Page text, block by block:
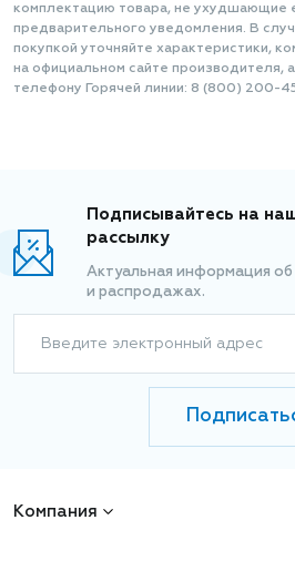
комплектацию товара, не ухудшающие
предварительного уведомления. В
покупкой уточняйте характеристики,
на официальном сайте производителя,
телефону Горячей линии: 8 (800) 200-
Подписывайтесь на
рассылку
Актуальная информация об
и распродажах.
Введите электронный адрес
Компания